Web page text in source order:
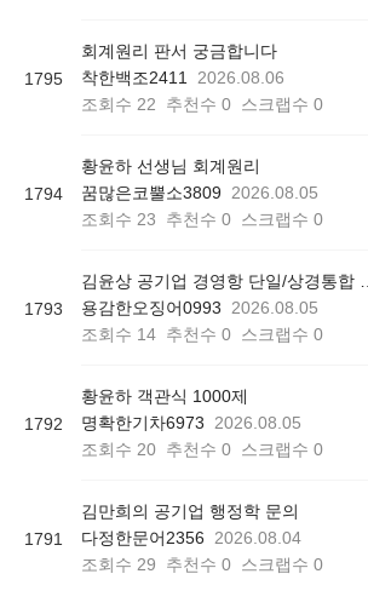
1795
회계원리 판서 궁금합니다
착한백조2411
2026.08.06
조회수 22 추천수 0 스크랩수 0
1794
황윤하 선생님 회계원리
꿈많은코뿔소3809
2026.08.05
조회수 23 추천수 0 스크랩수 0
1793
용감한오징어0993
2026.08.05
조회수 14 추천수 0 스크랩수 0
1792
황윤하 객관식 1000제
명확한기차6973
2026.08.05
조회수 20 추천수 0 스크랩수 0
1791
김만희의 공기업 행정학 문의
다정한문어2356
2026.08.04
조회수 29 추천수 0 스크랩수 0